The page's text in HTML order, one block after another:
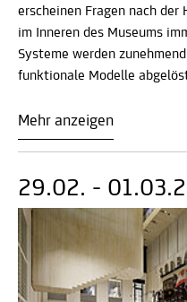
erscheinen Fragen nach
im Inneren des Museums
Systeme werden
funktionale Modelle
Mehr anzeigen
29.02. -